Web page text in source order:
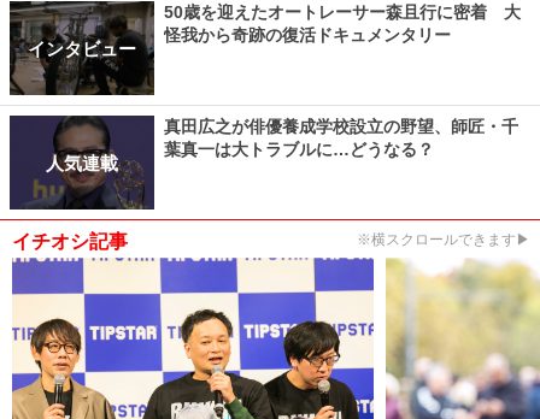
インタビュー
50歳を迎えたオートレーサー森且行に密着 大
怪我から奇跡の復活ドキュメンタリー
人気連載
真田広之が俳優養成学校設立の野望、師匠・千
葉真一は大トラブルに…どうなる？
イチオシ記事 ※横スクロールできます▶